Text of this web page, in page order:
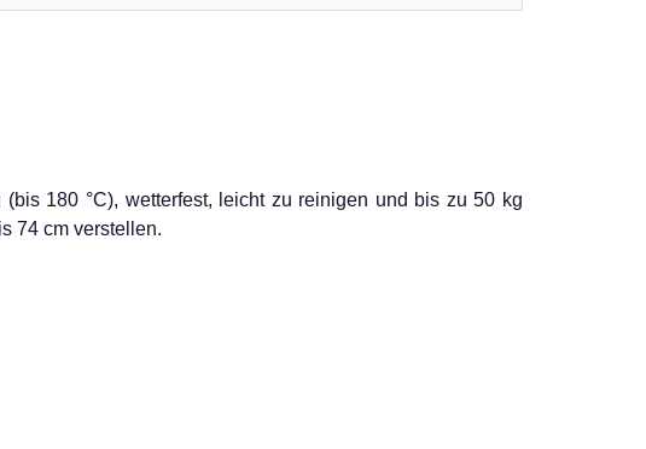
180 °C), wetterfest, leicht zu reinigen und bis zu 50 kg
74 cm verstellen.